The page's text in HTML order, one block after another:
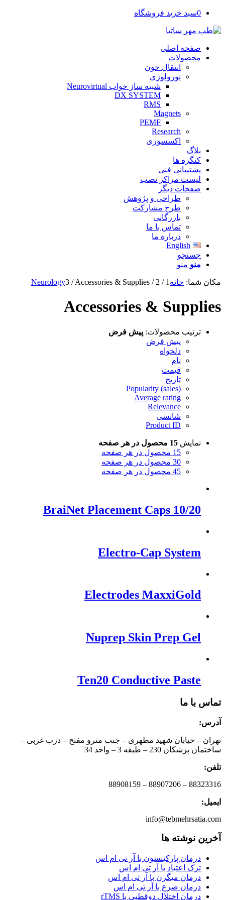
0سبد خرید فروشگاه
صفحه اصلی
محصولات
انتقال خون
نورولوژی
شبیه ساز خواب Neurovirtual
DX SYSTEM
RMS
Magnets
PEMF
Research
اکسسوری
بلاگ
کنگره ها
پشتیبانی فنی
لیست مراکز نصب
صفحات دیگر
طراحی و پژوهش
طرح مشارکت
بازرگانی
تماس با ما
درباره ما
English
جستجو
منو منو
مکان شما: خانه 1
/
2
/
Neurology3 / Accessories & Supplies
Accessories & Supplies
ترتیب محصولات: پیش فرض
پیش فرض
دلخواه
نام
قیمت
تاریخ
Popularity (sales)
Average rating
Relevance
شانسی
Product ID
نمایش 15 محصول در هر صفحه
15 محصول در هر صفحه
30 محصول در هر صفحه
45 محصول در هر صفحه
10/20 BraiNet Placement Caps
Electro-Cap System
Electrodes MaxxiGold
Nuprep Skin Prep Gel
Ten20 Conductive Paste
تماس با ما
آدرس:
تهران – خیابان شهید مطهری – جنب مترو مفتح – درب غربی –
ساختمان پزشکان 230 – طبقه 3 – واحد 34
تلفن:
88323316 – 88907206 – 88908159
ایمیل:
info@tebmehrsatia.com
آخرین نوشته ها
درمان پارکینسون با آر تی ام اس
ترک اعتیاد با آر تی ام اس
درمان میگرن با آر تی ام اس
درمان صرع با آر تی ام اس
درمان اختلال دوقطبی با rTMS